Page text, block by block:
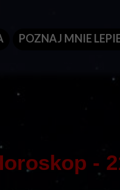
-
POZNAJ MNIE